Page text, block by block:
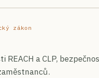
zákon
REACH a CLP,